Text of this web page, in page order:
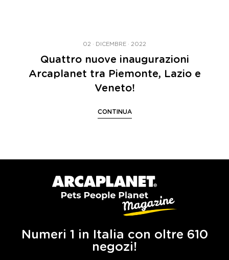
02 · DICEMBRE · 2022
Quattro nuove inaugurazioni
Arcaplanet tra Piemonte, Lazio e
Veneto!
CONTINUA
Numeri 1 in Italia con oltre 610
negozi!